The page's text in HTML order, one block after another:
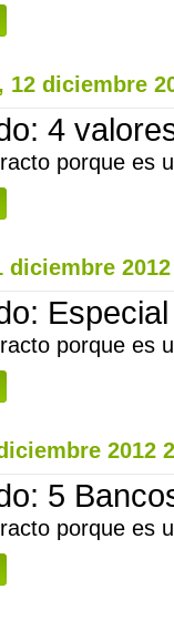
12 diciembre
4
porque es
diciembre
porque es
2012
5
porque es